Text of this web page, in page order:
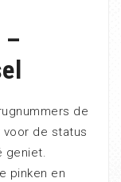
–
de
de status
geniet.
pinken en